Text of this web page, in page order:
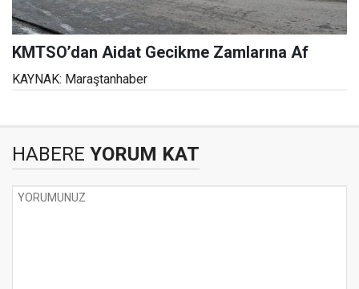
KMTSO’dan Aidat Gecikme Zamlarına Af
KAYNAK: Maraştanhaber
HABERE YORUM KAT